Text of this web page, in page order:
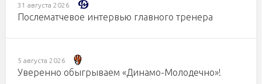
31 августа 2026
Послематчевое интервью главного тренера
5 августа 2026
Уверенно обыгрываем «Динамо-Молодечно»!